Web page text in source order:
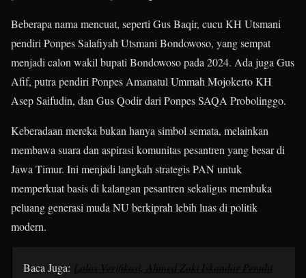
Beberapa nama mencuat, seperti Gus Baqir, cucu KH Utsmani
pendiri Ponpes Salafiyah Utsmani Bondowoso, yang sempat
menjadi calon wakil bupati Bondowoso pada 2024. Ada juga Gus
Afif, putra pendiri Ponpes Amanatul Ummah Mojokerto KH
Asep Saifudin, dan Gus Qodir dari Ponpes SAQA Probolinggo.
Keberadaan mereka bukan hanya simbol semata, melainkan
membawa suara dan aspirasi komunitas pesantren yang besar di
Jawa Timur. Ini menjadi langkah strategis PAN untuk
memperkuat basis di kalangan pesantren sekaligus membuka
peluang generasi muda NU berkiprah lebih luas di politik
modern.
Baca Juga: Lolos Verifikasi, Ahmed Zaki Iskandar Penuhi